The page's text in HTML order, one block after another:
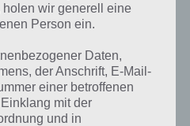
wir generell eine
Person ein.
Daten,
der Anschrift, E-Mail-
einer betroffenen
mit der
und in